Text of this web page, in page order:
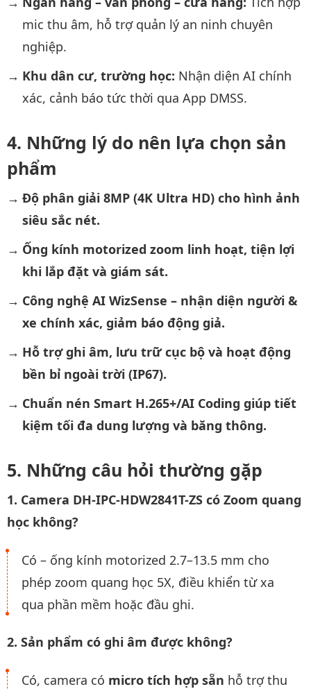
mic thu âm, hỗ trợ quản lý an ninh chuyên
nghiệp.
Khu dân cư, trường học: Nhận diện AI chính
xác, cảnh báo tức thời qua App DMSS.
Những lý do nên lựa chọn sản
phẩm
Độ phân giải 8MP (4K Ultra HD) cho hình ảnh
siêu sắc nét.
Ống kính motorized zoom linh hoạt, tiện lợi
khi lắp đặt và giám sát.
Công nghệ AI WizSense – nhận diện người &
xe chính xác, giảm báo động giả.
Hỗ trợ ghi âm, lưu trữ cục bộ và hoạt động
bền bỉ ngoài trời (IP67).
Chuẩn nén Smart H.265+/AI Coding giúp tiết
kiệm tối đa dung lượng và băng thông.
Những câu hỏi thường gặp
1. Camera DH-IPC-HDW2841T-ZS có Zoom quang
học không?
Có – ống kính motorized 2.7–13.5 mm cho
phép zoom quang học 5X, điều khiển từ xa
qua phần mềm hoặc đầu ghi.
2. Sản phẩm có ghi âm được không?
Có, camera có micro tích hợp sẵn hỗ trợ thu